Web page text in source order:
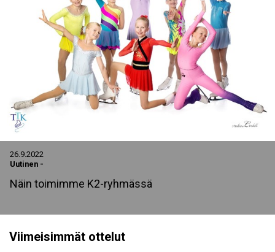
26.9.2022
Uutinen -
Näin toimimme K2-ryhmässä
Viimeisimmät ottelut